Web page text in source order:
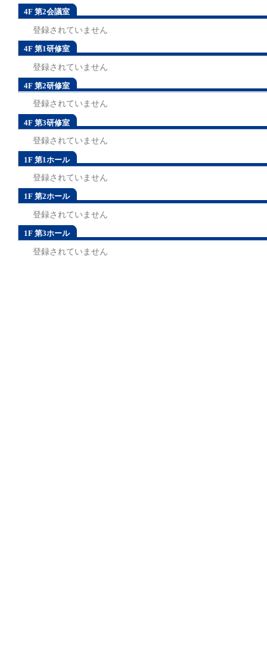
4F 第2会議室
登録されていません
4F 第1研修室
登録されていません
4F 第2研修室
登録されていません
4F 第3研修室
登録されていません
1F 第1ホール
登録されていません
1F 第2ホール
登録されていません
1F 第3ホール
登録されていません